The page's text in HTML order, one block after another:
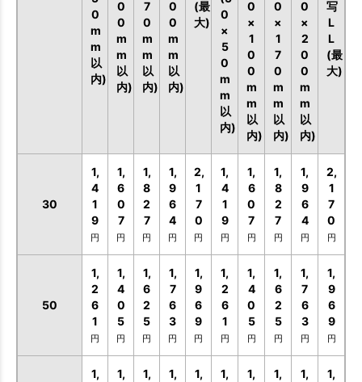
お買い物を続ける カートへ進む
0
m
m
以
内)
0
0
m
m
以
内)
7
0
m
m
以
内)
0
0
m
m
以
内)
(最
大)
0
×
5
0
m
m
以
内)
0
×
1
0
0
m
m
以
内)
0
×
1
7
0
m
m
以
内)
0
×
2
0
0
m
m
以
内)
写
L
L
(最
大)
30
1,
4
1
9
円
1,
6
0
7
円
1,
8
2
7
円
1,
9
6
4
円
2,
1
7
0
円
1,
4
1
9
円
1,
6
0
7
円
1,
8
2
7
円
1,
9
6
4
円
2,
1
7
0
円
50
1,
2
6
1
円
1,
4
0
5
円
1,
6
2
5
円
1,
7
6
3
円
1,
9
6
9
円
1,
2
6
1
円
1,
4
0
5
円
1,
6
2
5
円
1,
7
6
3
円
1,
9
6
9
円
1,
1,
1,
1,
1,
1,
1,
1,
1,
1,